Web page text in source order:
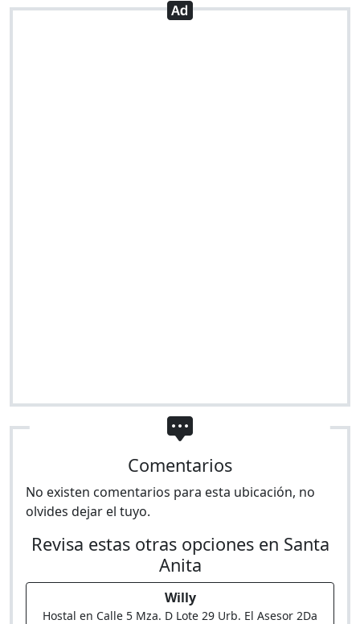
Comentarios
No existen comentarios para esta ubicación, no
olvides dejar el tuyo.
Revisa estas otras opciones en Santa
Anita
Willy
Hostal en Calle 5 Mza. D Lote 29 Urb. El Asesor 2Da